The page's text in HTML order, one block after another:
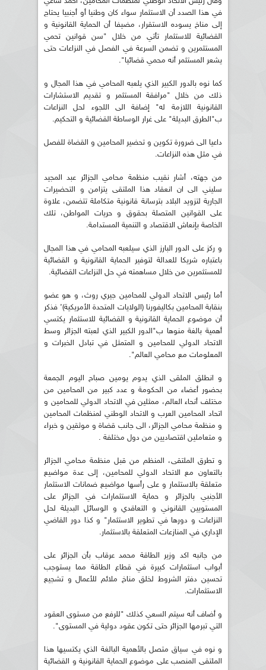
في هذا الصدد أن الاستثمار سواء كان وطنيا أو أجنبيا يحتاج
إلى مناخ يسوده الاستقرار، مضيفا أن الحماية القانونية و
القضائية للاستثمار تأتي من خلال "سن قوانين تحمي
المستثمرين و تضمن السرعة في الفصل في النزاعات حتى
يشعر المستثمر أنه محمي قضائيا".
كما نوه بالدور الكبير الذي يلعبه المحامي في هذا المجال و
ذلك من خلال "مرافقة المستثمر و تقديم الاستشارات
القانونية اللازمة له" إضافة الى اللجوء لحل النزاعات
ب"الطرق البديلة" على غرار الوساطة القضائية و التحكيم.
داعيا الى ضرورة تكوين و تحضير المحامين و القضاة للفصل
في مثل هذه النزاعات.
من جهته، أشار نقيب منظمة محامي الجزائر عبد المجيد
سليني الى ان انعقاد هذا الملتقى يتزامن و التحضيرات
الجارية لتزويد البلاد بترسانة قانونية متكاملة تتضمن، علاوة
على القوانين المتصلة بحقوق و حريات المواطن، تلك
الخاصة بإنعاش الاقتصاد و التنمية المستدامة.
و ركز على الدور البارز الذي سيلعبه المحامي في هذا المجال
باعتباره شريكا للعدالة لتوفير الحماية القانونية و القضائية
للمستثمرين من خلال مساهمته في حل النزاعات القضائية.
أما رئيس الاتحاد الدولي للمحامين جيري روث، و هو عضو
بنقابة المحامين بكاليفورنا (الولايات المتحدة الأمريكية)’ فذكر
أن موضوع الحماية القانونية و القضائية للاستثمار يكتسي
أهمية بالغة منوها ب"الدور الكبير الذي لعبته الجزائر وسط
الاتحاد الدولي للمحامين و المتمثل في تبادل الخبرات و
المعلومات مع محامي العالم".
و انطلق الملقى الذي يدوم يومين صباح اليوم الجمعة
بحضور أعضاء من الحكومة و عدد كبير من المحامين من
مختلف أنحاء العالم، ممثلين في الاتحاد الدولي للمحامين و
اتحاد المحامين العرب و الاتحاد الوطني لمنظمات المحامين
و منظمة محامي الجزائر، الى جانب قضاة و موثقين و خبراء
و متعاملين اقتصاديين من دول مختلفة .
و تطرق الملتقى، المنظم من قبل منظمة محامي الجزائر
بالتعاون مع الاتحاد الدولي للمحامين، إلى عدة مواضيع
متعلقة بالاستثمار و على رأسها مواضيع ضمانات الاستثمار
الأجنبي بالجزائر و حماية الاستثمارات في الجزائر على
المستويين القانوني و التعاقدي و الوسائل البديلة لحل
النزاعات و دورها في تطوير الاستثمار" و كذا دور القاضي
الإداري في المنازعات المتعلقة بالاستثمار.
من جانبه اكد وزير الطاقة محمد عرقاب بأن الجزائر على
أبواب استثمارات كبيرة في قطاع الطاقة مما يستوجب
تحسين دفتر الشروط لخلق مناخ ملائم للأعمال و تشجيع
الاستثمارات.
و أضاف أنه سيتم السعي كذلك "للرفع من مستوى العقود
التي تبرمها الجزائر حتى تكون عقود دولية في المستوى".
و نوه في سياق متصل بالأهمية البالغة الذي يكتسيها هذا
الملتقى المنصب على موضوع الحماية القانونية و القضائية